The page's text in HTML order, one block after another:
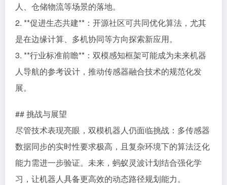
人、仓储物流等场景的落地。
2. **促进生态共建**：开源社区可共同优化算法，尤其
是在边缘计算、多机协同等方向探索新应用。
3. **行业标准前瞻**：双模感知框架可能成为未来机器
人导航的参考设计，推动传感器融合技术的规范化发
展。
## 挑战与展望
尽管技术表现亮眼，双模机器人仍面临挑战：多传感器
数据同步的实时性要求极高，且复杂环境下的算法泛化
能力需进一步验证。未来，蚂蚁灵波计划结合强化学
习，让机器人具备更高效的动态路径规划能力。